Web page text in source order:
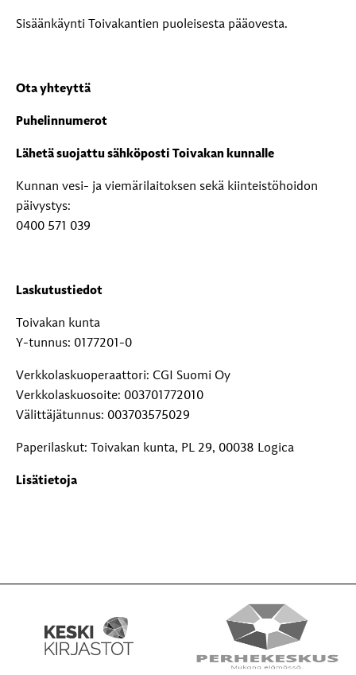
Sisäänkäynti Toivakantien puoleisesta pääovesta.
Ota yhteyttä
Puhelinnumerot
Lähetä suojattu sähköposti Toivakan kunnalle
Kunnan vesi- ja viemärilaitoksen sekä kiinteistöhoidon
päivystys:
0400 571 039
Laskutustiedot
Toivakan kunta
Y-tunnus: 0177201-0
Verkkolaskuoperaattori: CGI Suomi Oy
Verkkolaskuosoite: 003701772010
Välittäjätunnus: 003703575029
Paperilaskut: Toivakan kunta, PL 29, 00038 Logica
Lisätietoja